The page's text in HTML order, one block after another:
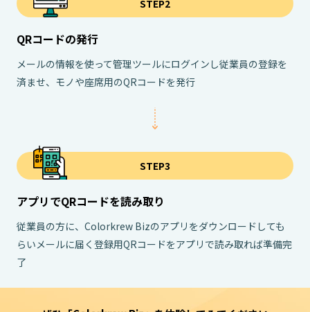
STEP2
QRコードの発行
メールの情報を使って管理ツールにログインし従業員の登録を
済ませ、モノや座席用のQRコードを発行
STEP3
アプリでQRコードを読み取り
従業員の方に、Colorkrew Bizのアプリをダウンロードしても
らいメールに届く登録用QRコードをアプリで読み取れば準備完
了